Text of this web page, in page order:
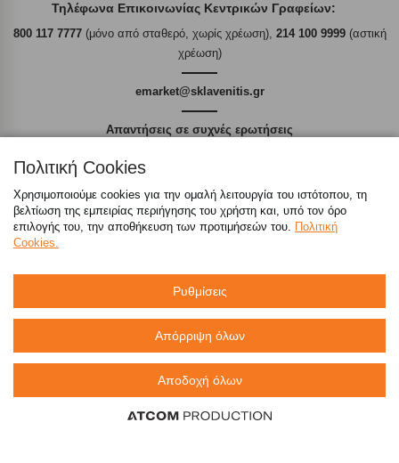
Τηλέφωνα Επικοινωνίας Κεντρικών Γραφείων:
800 117 7777(μόνο από σταθερό, χωρίς χρέωση), 214 100 9999(αστική
χρέωση)
emarket@sklavenitis.gr
Απαντήσεις σε συχνές ερωτήσεις
τόσο φθηνά όσο πουθενά
eMarket
800 117 7777 (μόνο από σταθερό, χωρίς χρέωση),
214 100 9999 (αστική χρέωση)
info@sklavenitis.gr
Πολιτική Cookies
Χρησιμοποιούμε cookies για την ομαλή λειτουργία του ιστότοπου, τη
βελτίωση της εμπειρίας περιήγησης του χρήστη και, υπό τον όρο
επιλογής του, την αποθήκευση των προτιμήσεών του. Πολιτική
Cookies.
Ρυθμίσεις
Απόρριψη όλων
Αποδοχή όλων